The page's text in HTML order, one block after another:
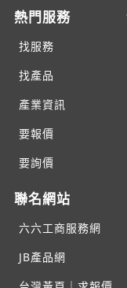
熱門服務
找服務
找產品
產業資訊
要報價
要詢價
聯名網站
六六工商服務網
JB產品網